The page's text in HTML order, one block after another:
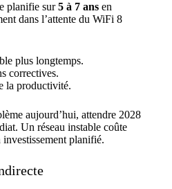
planifie sur5 à 7 ans en
dans l’attente du WiFi 8
plus longtemps.
correctives.
la productivité.
aujourd’hui, attendre 2028
Un réseau instable coûte
planifié.